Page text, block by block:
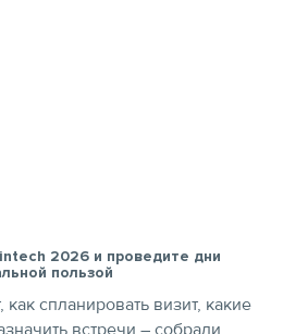
2026 и проведите дни
пользой
как спланировать визит, какие